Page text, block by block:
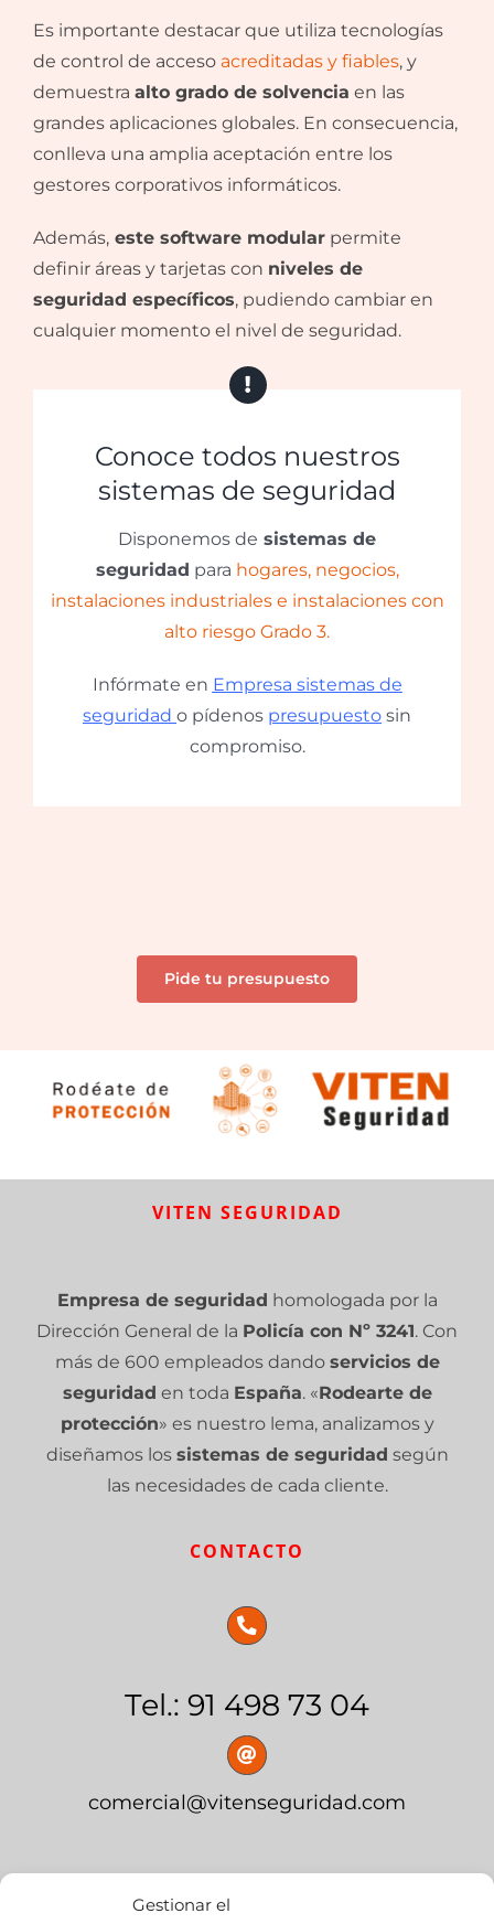
Gestionar el
Es importante destacar que utiliza tecnologías
de control de accesoacreditadas y fiables, y
demuestra alto grado de solvencia en las
grandes aplicaciones globales. En consecuencia,
conlleva una amplia aceptación entre los
gestores corporativos informáticos.
Además,este software modularpermite
definir áreas y tarjetas con niveles de
seguridad específicos, pudiendo cambiar en
cualquier momento el nivel de seguridad.
Conoce todos nuestros
sistemas de seguridad
Disponemos de sistemas de
seguridad para hogares, negocios,
instalaciones industriales e instalaciones con
alto riesgo Grado 3.
Infórmate en Empresa sistemas de
seguridad o pídenos presupuesto sin
compromiso.
Pide tu presupuesto
VITEN SEGURIDAD
Empresa de seguridad homologada por la
Dirección General de la Policía con Nº 3241. Con
más de 600 empleados dando servicios de
seguridad en toda España. «Rodearte de
protección» es nuestro lema, analizamos y
diseñamos los sistemas de seguridad según
las necesidades de cada cliente.
CONTACTO
Tel.: 91 498 73 04
comercial@vitenseguridad.com